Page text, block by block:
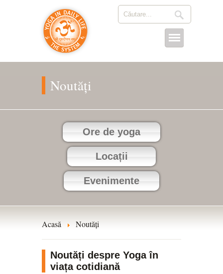
Noutăți
Ore de yoga
Locații
Evenimente
Acasă Noutăți
Noutăți despre Yoga în
viața cotidiană